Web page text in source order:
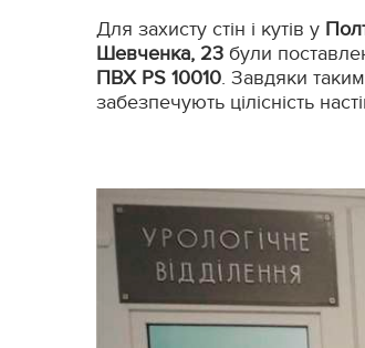
Для захисту стін і кутів у
Шевченка, 23 були
ПВХ PS 10010. Завдяки
забезпечують цілісність